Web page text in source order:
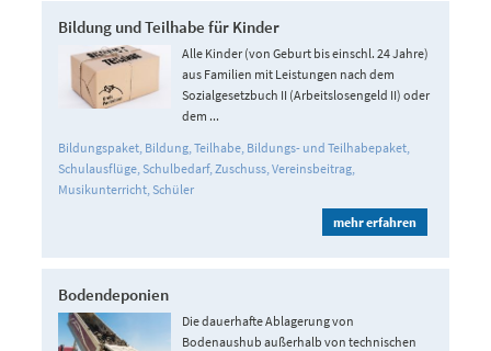
Bildung und Teilhabe für Kinder
Alle Kinder (von Geburt bis einschl. 24 Jahre)
aus Familien mit Leistungen nach dem
Sozialgesetzbuch II (Arbeitslosengeld II) oder
dem ...
Bildungspaket Bildung Teilhabe Bildungs- und Teilhabepaket
Schulausflüge Schulbedarf Zuschuss Vereinsbeitrag
Musikunterricht Schüler
mehr erfahren
Bodendeponien
Die dauerhafte Ablagerung von
Bodenaushub außerhalb von technischen